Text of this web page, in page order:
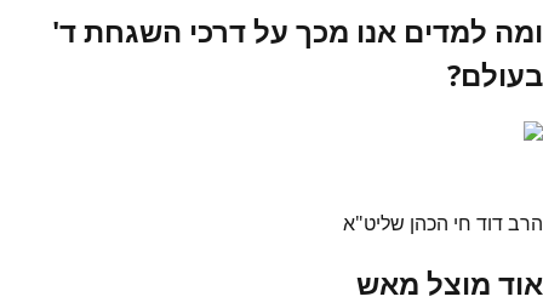
ומה למדים אנו מכך על דרכי השגחת ד'
בעולם?
הרב דוד חי הכהן שליט"א
אוד מוצל מאש